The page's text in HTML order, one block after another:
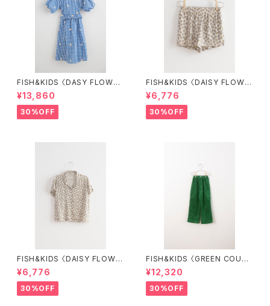
FISH&KIDS 〈DASY FLOWER
S DRESS〉
¥13,860
30%OFF
FISH&KIDS 〈DAISY FLOWE
R SHORT〉
¥6,776
30%OFF
FISH&KIDS 〈DAISY FLOWE
R SHIRT〉
¥6,776
30%OFF
FISH&KIDS 〈GREEN COURD
ORY〉
¥12,320
30%OFF